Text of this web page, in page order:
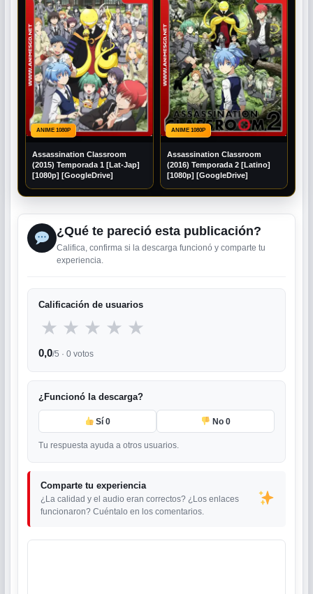
ANIME 1080P
Assassination Classroom
(2015) Temporada 1 [Lat-Jap]
[1080p] [GoogleDrive]
ANIME 1080P
Assassination Classroom
(2016) Temporada 2 [Latino]
[1080p] [GoogleDrive]
¿Qué te pareció esta publicación?
Califica, confirma si la descarga funcionó y comparte tu
experiencia.
Calificación de usuarios
★ ★ ★ ★ ★
0,0/5 · 0 votos
¿Funcionó la descarga?
Sí0 No 0
Tu respuesta ayuda a otros usuarios.
Comparte tu experiencia
¿La calidad y el audio eran correctos? ¿Los enlaces
funcionaron? Cuéntalo en los comentarios.